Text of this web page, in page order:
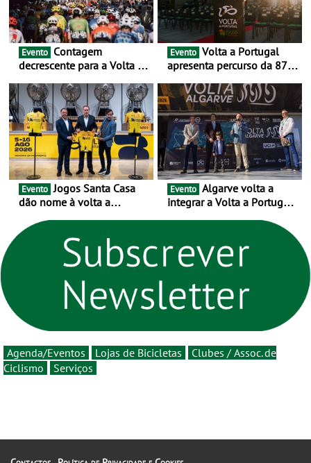
Evento
decrescente para a Volta a
as 17 equipas de 2026
Evento
apresenta percurso da 87.ª
novo ciclo rumo ao
centenário
Evento Jogos Santa Casa
dão nome à volta a
um novo ciclo da prova
rumo ao centenário - Volta
a Portugal em Bicicleta
estará na estrada entre 5 e
16 de agosto
Evento
integrar a Volta a Portugal
Agenda/Eventos Lojas de Bicicletas
Clubes / Assoc. de
Ciclismo
Serviços